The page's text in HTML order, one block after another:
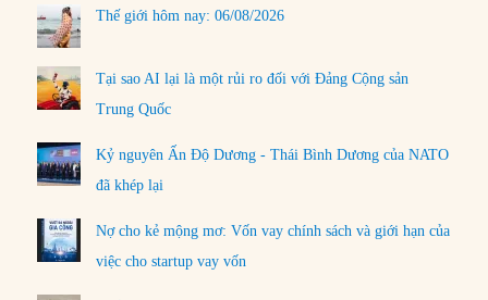
Thế giới hôm nay: 06/08/2026
Tại sao AI lại là một rủi ro đối với Đảng Cộng sản
Trung Quốc
Kỷ nguyên Ấn Độ Dương - Thái Bình Dương của NATO
đã khép lại
Nợ cho kẻ mộng mơ: Vốn vay chính sách và giới hạn của
việc cho startup vay vốn